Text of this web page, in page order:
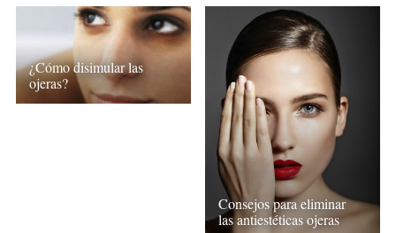
¿Cómo disimular las
ojeras?
Consejos para eliminar
las antiestéticas ojeras